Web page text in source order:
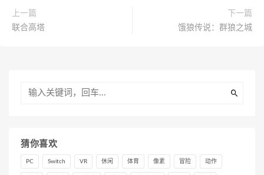
上一篇
联合高塔
下一篇
饿狼传说：群狼之城
猜你喜欢
PC Switch VR 休闲 体育 像素 冒险 动作